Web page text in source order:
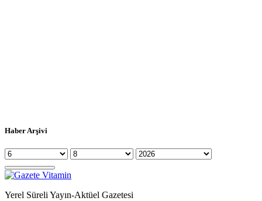
Haber Arşivi
Yerel Süreli Yayın-Aktüel Gazetesi